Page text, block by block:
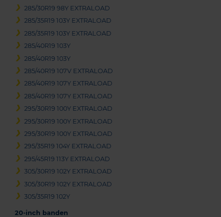
285/30R19 98Y EXTRALOAD
285/35R19 103Y EXTRALOAD
285/35R19 103Y EXTRALOAD
285/40R19 103Y
285/40R19 103Y
285/40R19 107V EXTRALOAD
285/40R19 107Y EXTRALOAD
285/40R19 107Y EXTRALOAD
295/30R19 100Y EXTRALOAD
295/30R19 100Y EXTRALOAD
295/30R19 100Y EXTRALOAD
295/35R19 104Y EXTRALOAD
295/45R19 113Y EXTRALOAD
305/30R19 102Y EXTRALOAD
305/30R19 102Y EXTRALOAD
305/35R19 102Y
20-inch banden